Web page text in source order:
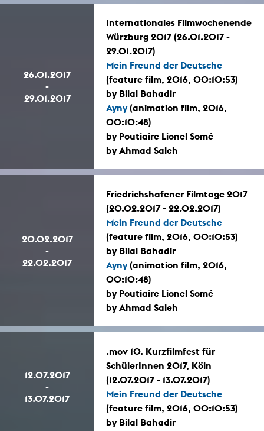
26.01.2017
-
29.01.2017
Internationales Filmwochenende
Würzburg 2017 (26.01.2017 -
29.01.2017)
Mein Freund der Deutsche
(feature film, 2016, 00:10:53)
by Bilal Bahadir
Ayny(animation film, 2016,
00:10:48)
by Poutiaire Lionel Somé
by Ahmad Saleh
20.02.2017
-
22.02.2017
Friedrichshafener Filmtage 2017
(20.02.2017 - 22.02.2017)
Mein Freund der Deutsche
(feature film, 2016, 00:10:53)
by Bilal Bahadir
Ayny(animation film, 2016,
00:10:48)
by Poutiaire Lionel Somé
by Ahmad Saleh
12.07.2017
-
13.07.2017
.mov 10. Kurzfilmfest für
SchülerInnen 2017, Köln
(12.07.2017 - 13.07.2017)
Mein Freund der Deutsche
(feature film, 2016, 00:10:53)
by Bilal Bahadir